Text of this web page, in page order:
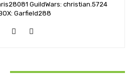
GuildWars: christian.5724
Garfield288